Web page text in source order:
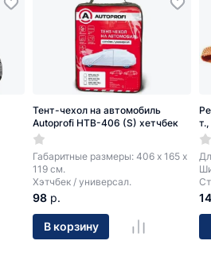
Тент-чехол на автомобиль
Autoprofi HTB-406 (S) хетчбек
Габаритные размеры: 406 х 165 х
119 см.
Хэтчбек / универсал.
98 р.
В корзину
14